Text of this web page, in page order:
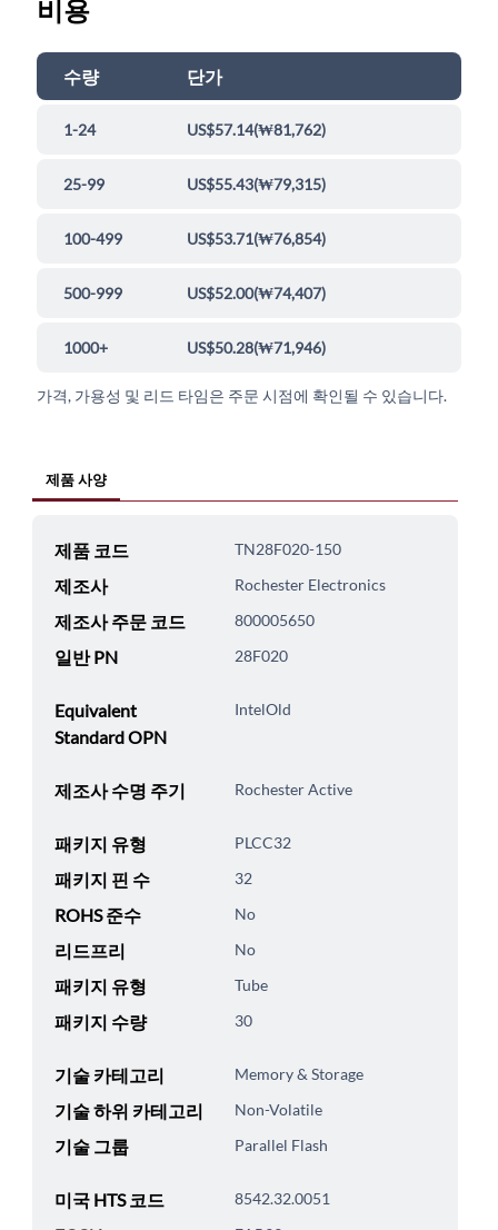
비용
수량 단가
1-24 US$57.14(₩81,762)
25-99 US$55.43(₩79,315)
100-499 US$53.71(₩76,854)
500-999 US$52.00(₩74,407)
1000+ US$50.28(₩71,946)
가격, 가용성 및 리드 타임은 주문 시점에 확인될 수 있습니다.
제품 사양
제품 코드 TN28F020-150
제조사 Rochester Electronics
제조사 주문 코드 800005650
일반 PN 28F020
Equivalent
Standard OPN
IntelOld
제조사 수명 주기 Rochester Active
패키지 유형 PLCC32
패키지 핀 수 32
ROHS 준수 No
리드프리 No
패키지 유형 Tube
패키지 수량 30
기술 카테고리 Memory & Storage
기술 하위 카테고리 Non-Volatile
기술 그룹 Parallel Flash
미국 HTS 코드 8542.32.0051